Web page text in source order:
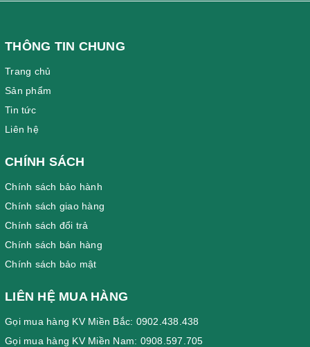
THÔNG TIN CHUNG
Trang chủ
Sản phẩm
Tin tức
Liên hệ
CHÍNH SÁCH
Chính sách bảo hành
Chính sách giao hàng
Chính sách đổi trả
Chính sách bán hàng
Chính sách bảo mật
LIÊN HỆ MUA HÀNG
Gọi mua hàng KV Miền Bắc: 0902.438.438
Gọi mua hàng KV Miền Nam: 0908.597.705